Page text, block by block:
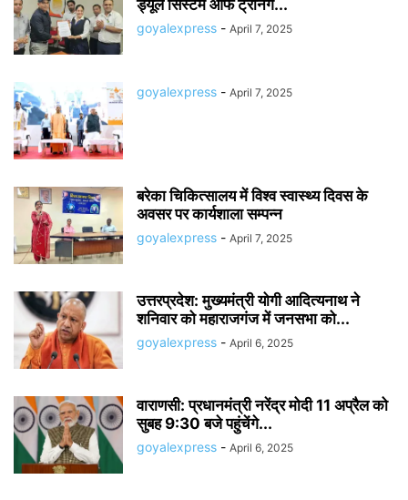
ड्यूल सिस्टम ऑफ ट्रेनिंग...
goyalexpress - April 7, 2025
goyalexpress - April 7, 2025
बरेका चिकित्‍सालय में विश्‍व स्‍वास्‍थ्‍य दिवस के
अवसर पर कार्यशाला सम्‍पन्‍न
goyalexpress - April 7, 2025
उत्तरप्रदेश: मुख्यमंत्री योगी आदित्यनाथ ने
शनिवार को महाराजगंज में जनसभा को...
goyalexpress - April 6, 2025
वाराणसी: प्रधानमंत्री नरेंद्र मोदी 11 अप्रैल को
सुबह 9:30 बजे पहुंचेंगे...
goyalexpress - April 6, 2025